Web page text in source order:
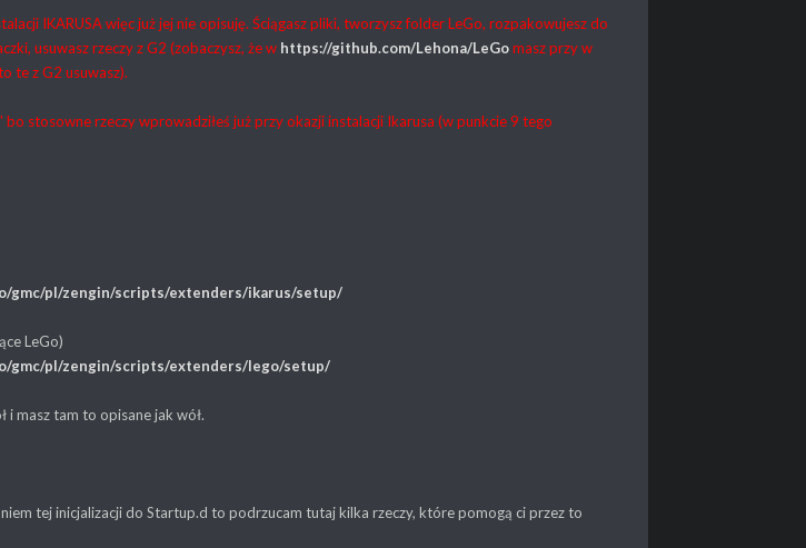
IKARUSA więc już jej nie opisuję. Ściągasz pliki, tworzysz folder LeGo, rozpakowujesz do
usuwasz rzeczy z G2 (zobaczysz, że w https://github.com/Lehona/LeGomasz przy w
te z G2 usuwasz).
stosowne rzeczy wprowadziłeś już przy okazji instalacji Ikarusa (w punkcie 9 tego
gmc/pl/zengin/scripts/extenders/ikarus/setup/
LeGo)
gmc/pl/zengin/scripts/extenders/lego/setup/
i masz tam to opisane jak wół.
tej inicjalizacji do Startup.d to podrzucam tutaj kilka rzeczy, które pomogą ci przez to